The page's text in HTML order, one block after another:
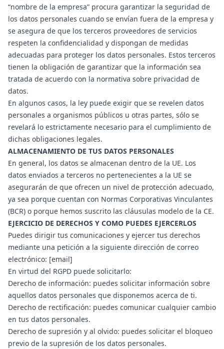
“nombre de la empresa” procura garantizar la seguridad de
los datos personales cuando se envían fuera de la empresa y
se asegura de que los terceros proveedores de servicios
respeten la confidencialidad y dispongan de medidas
adecuadas para proteger los datos personales. Estos terceros
tienen la obligación de garantizar que la información sea
tratada de acuerdo con la normativa sobre privacidad de
datos.
En algunos casos, la ley puede exigir que se revelen datos
personales a organismos públicos u otras partes, sólo se
revelará lo estrictamente necesario para el cumplimiento de
dichas obligaciones legales.
ALMACENAMIENTO DE TUS DATOS PERSONALES
En general, los datos se almacenan dentro de la UE. Los
datos enviados a terceros no pertenecientes a la UE se
asegurarán de que ofrecen un nivel de protección adecuado,
ya sea porque cuentan con Normas Corporativas Vinculantes
(BCR) o porque hemos suscrito las cláusulas modelo de la CE.
EJERCICIO DE DERECHOS Y COMO PUEDES EJERCERLOS
Puedes dirigir tus comunicaciones y ejercer tus derechos
mediante una petición a la siguiente dirección de correo
electrónico: [email]
En virtud del RGPD puede solicitarlo:
Derecho de información: puedes solicitar información sobre
aquellos datos personales que disponemos acerca de ti.
Derecho de rectificación: puedes comunicar cualquier cambio
en tus datos personales.
Derecho de supresión y al olvido: puedes solicitar el bloqueo
previo de la supresión de los datos personales.